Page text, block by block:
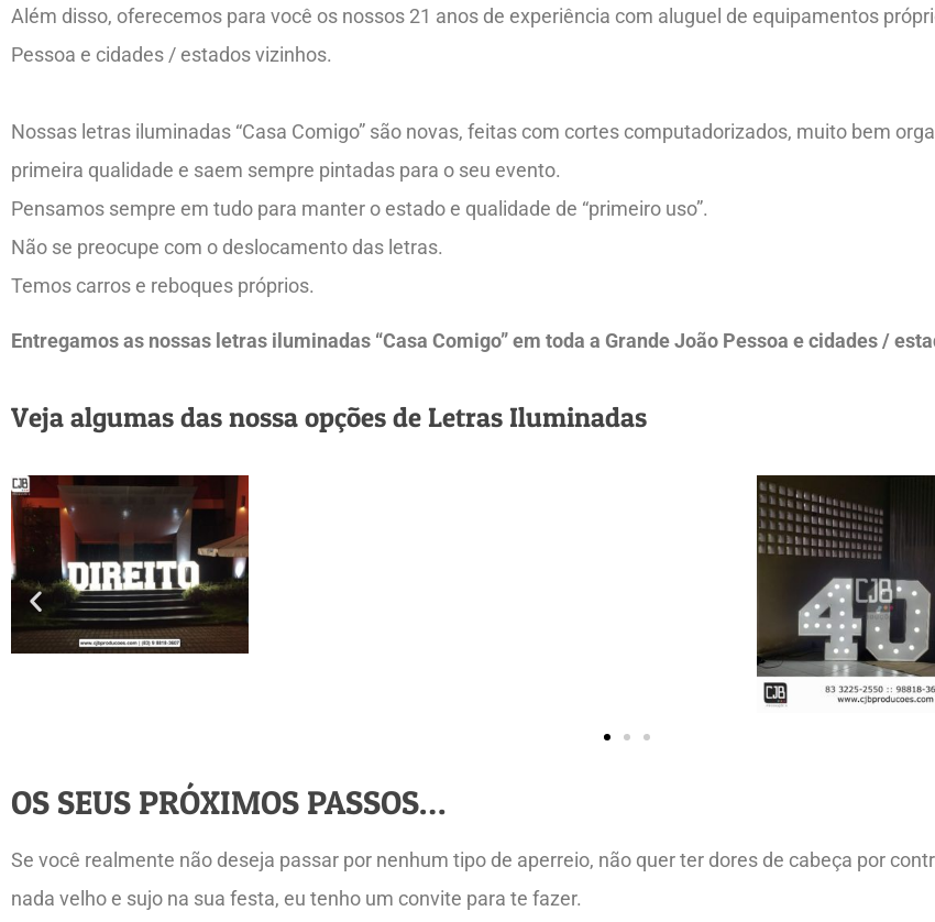
Além disso, oferecemos para você os nossos 21 anos de experiência com aluguel de equipamentos
Pessoa e cidades / estados vizinhos.
Nossas letras iluminadas “Casa Comigo” são novas, feitas com cortes computadorizados, muito bem
primeira qualidade e saem sempre pintadas para o seu evento.
Pensamos sempre em tudo para manter o estado e qualidade de “primeiro uso”.
Não se preocupe com o deslocamento das letras.
Temos carros e reboques próprios.
Entregamos as nossas letras iluminadas “Casa Comigo” em toda a Grande João Pessoa e cidades /
Veja algumas das nossa opções de Letras Iluminadas
OS SEUS PRÓXIMOS PASSOS…
Se você realmente não deseja passar por nenhum tipo de aperreio, não quer ter dores de cabeça por
nada velho e sujo na sua festa, eu tenho um convite para te fazer.